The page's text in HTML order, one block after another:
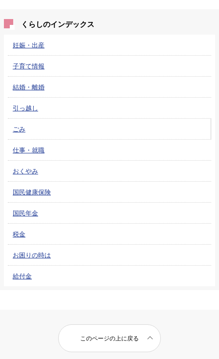
くらしのインデックス
妊娠・出産
子育て情報
結婚・離婚
引っ越し
ごみ
仕事・就職
おくやみ
国民健康保険
国民年金
税金
お困りの時は
給付金
このページの上に戻る